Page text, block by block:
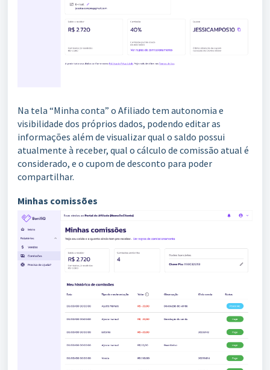
Na tela “Minha conta” o Afiliado tem autonomia e
visibilidade dos próprios dados, podendo editar as
informações além de visualizar qual o saldo possui
atualmente à receber, qual o cálculo de comissão atual é
considerado, e o cupom de desconto para poder
compartilhar.
Minhas comissões